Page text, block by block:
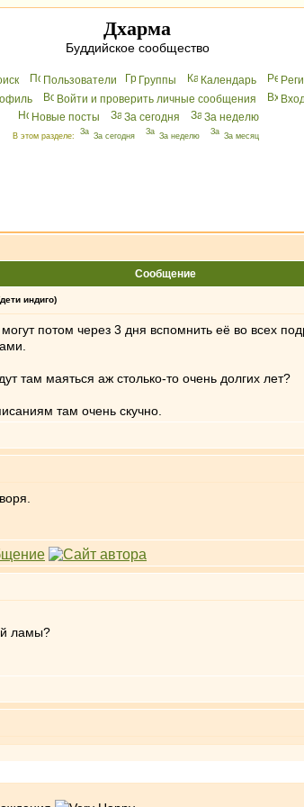
Дхарма
Буддийское сообщество
Пользователи Группы Календарь
Войти и проверить личные сообщения
Новые посты
За сегодня За неделю
В этом разделе: За сегодня За неделю За месяц
Сообщение
индиго)
могут потом через 3 дня вспомнить её во всех
там маяться аж столько-то очень долгих лет?
там очень скучно.
ламы?